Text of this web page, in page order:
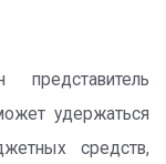
удержаться
средств,